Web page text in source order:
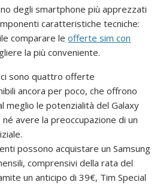
degli smartphone più apprezzati
caratteristiche tecniche:
comparare leofferte sim con
la più conveniente.
sono quattro offerte
ancora per poco, che offrono
meglio le potenzialità del Galaxy
né avere la preoccupazione di un
possono acquistare un Samsung
comprensivi della rata del
un anticipo di 39€, Tim Special